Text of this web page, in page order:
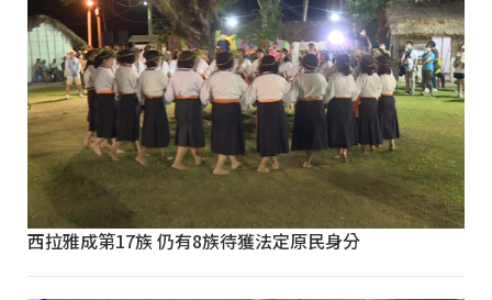
西拉雅成第17族 仍有8族待獲法定原民身分